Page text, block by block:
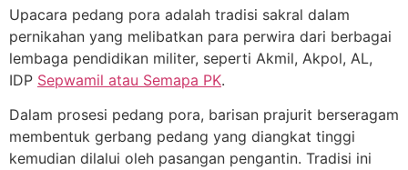
Upacara pedang pora adalah tradisi sakral dalam
pernikahan yang melibatkan para perwira dari berbagai
lembaga pendidikan militer, seperti Akmil, Akpol, AL,
IDP Sepwamil atau Semapa PK.
Dalam prosesi pedang pora, barisan prajurit berseragam
membentuk gerbang pedang yang diangkat tinggi
kemudian dilalui oleh pasangan pengantin. Tradisi ini